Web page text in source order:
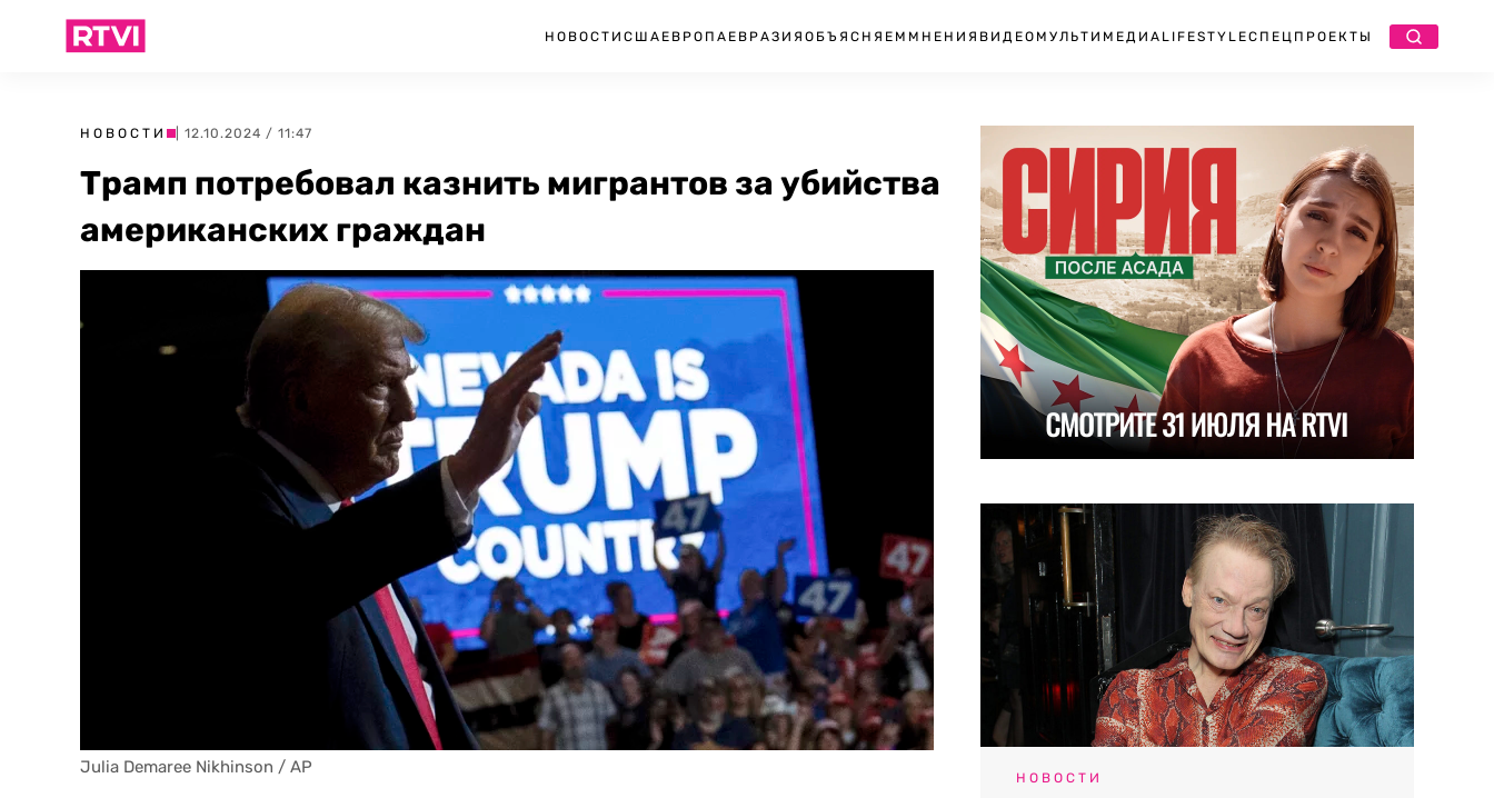
НОВОСТИ США ЕВРОПА ЕВРАЗИЯ ОБЪЯСНЯЕМ МНЕНИЯ ВИДЕО МУЛЬТИМЕДИА LIFESTYLEСПЕЦПРОЕКТЫ
НОВОСТИ | 12.10.2024 / 11:47
Трамп потребовал казнить мигрантов за убийства
американских граждан
Julia Demaree Nikhinson / AP
НОВОСТИ